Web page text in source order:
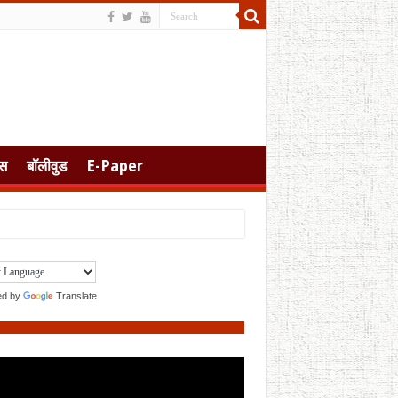
बॉलीवुड E-Paper
by Translate